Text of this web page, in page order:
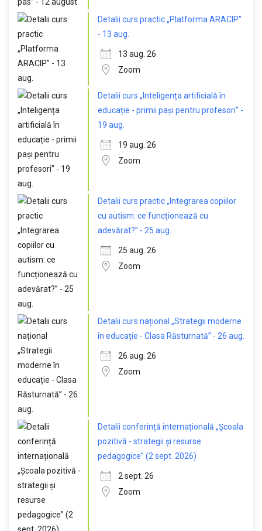
Detalii curs practic „Platforma ARACIP”
- 13 aug.
13 aug. 26
Zoom
Detalii curs „Inteligența artificială în
educație - primii pași pentru profesori” -
19 aug.
19 aug. 26
Zoom
Detalii curs practic „Integrarea copiilor
cu autism: ce funcționează cu
adevărat?” - 25 aug.
25 aug. 26
Zoom
Detalii curs național „Strategii moderne
în educație - Clasa Răsturnată” - 26 aug.
26 aug. 26
Zoom
Detalii conferință internațională „Școala
pozitivă - strategii și resurse
pedagogice” (2 sept. 2026)
2 sept. 26
Zoom